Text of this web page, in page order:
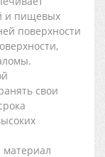
и пищевых
поверхности
свои
материал